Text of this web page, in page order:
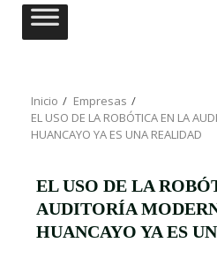
Saltar
Inicio
Empresas
EL USO DE LA ROBÓTICA EN LA
HUANCAYO YA ES UNA REALIDAD
EL USO DE LA
AUDITORÍA
HUANCAYO YA ES